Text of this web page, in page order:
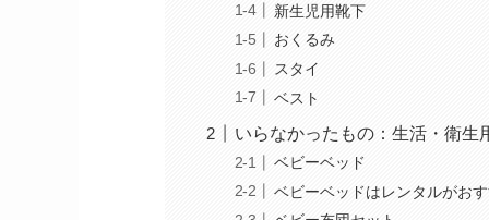
新生児用靴下
おくるみ
スタイ
ベスト
いらなかったもの：生活・衛生
ベビーベッド
ベビーベッドはレンタルがお